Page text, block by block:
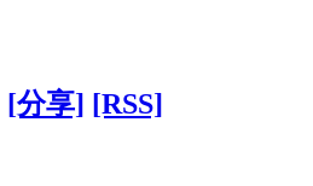
[分享] [RSS]